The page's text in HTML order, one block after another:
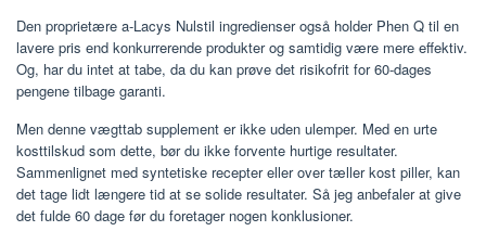
Den proprietære a-Lacys Nulstil ingredienser også holder Phen Q til en
lavere pris end konkurrerende produkter og samtidig være mere effektiv.
Og, har du intet at tabe, da du kan prøve det risikofrit for 60-dages
pengene tilbage garanti.
Men denne vægttab supplement er ikke uden ulemper. Med en urte
kosttilskud som dette, bør du ikke forvente hurtige resultater.
Sammenlignet med syntetiske recepter eller over tæller kost piller, kan
det tage lidt længere tid at se solide resultater. Så jeg anbefaler at give
det fulde 60 dage før du foretager nogen konklusioner.